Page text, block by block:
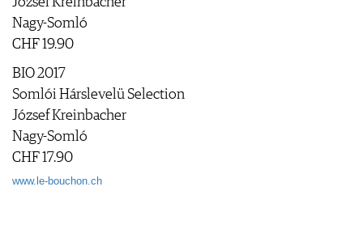
IMPRESSUM
AGB & DATENSCHUTZ
FAQ
Nagy-Somló
CHF 19.90
BIO 2017
Somlói Hárslevelü Selection
József Kreinbacher
Nagy-Somló
CHF 17.90
www.le-bouchon.ch